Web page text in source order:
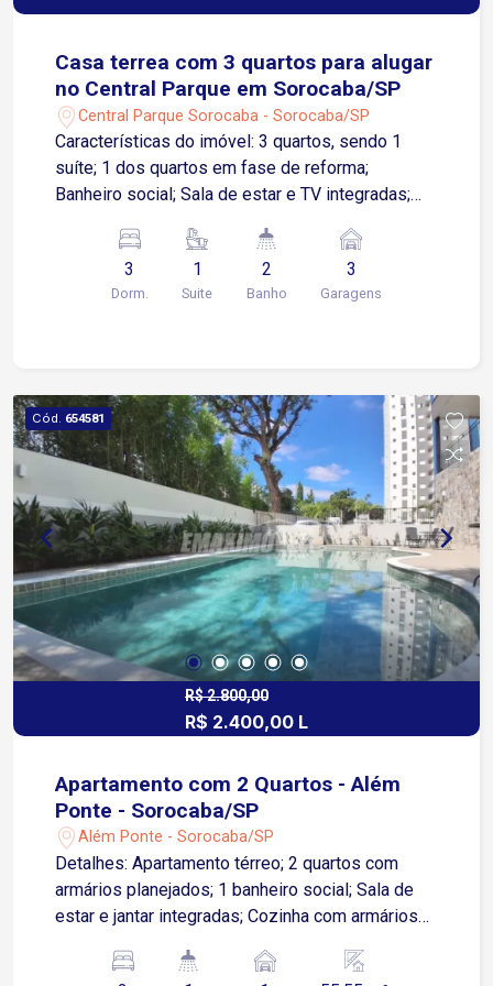
Casa terrea com 3 quartos para alugar
no Central Parque em Sorocaba/SP
Central Parque Sorocaba - Sorocaba/SP
Características do imóvel: 3 quartos, sendo 1
suíte; 1 dos quartos em fase de reforma;
Banheiro social; Sala de estar e TV integradas;
serviço/lavanderia; Área gourmet; Quintal nos
fundos; Corredor lateral; Garagem descoberta
para 3 veículos. Localização: Imóvel com fácil
cidade. Está próximo ao Santuário São Judas
Tadeu, escolas, farmácias, padarias,
supermercados e uma ampla variedade de
comércios e serviços, proporcionando mais
praticidade para o dia a dia.
3
Dorm.
1
Suite
2
Banho
3
Garagens
Cód. 654581
R$ 2.800,00
R$ 2.400,00 L
Apartamento com 2 Quartos - Além
Ponte - Sorocaba/SP
Além Ponte - Sorocaba/SP
Detalhes: Apartamento térreo; 2 quartos com
armários planejados; 1 banheiro social; Sala de
estar e jantar integradas; Cozinha com armários
Lavanderia integrada à cozinha; 1 vaga de